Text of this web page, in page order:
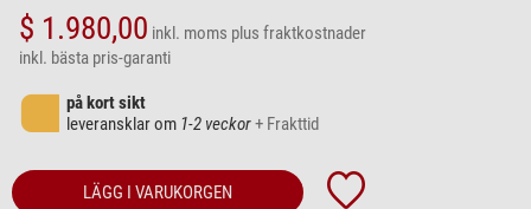
$ 1.980,00 inkl. moms plus fraktkostnader
inkl. bästa pris-garanti
på kort sikt
leveransklar om 1-2 veckor+ Frakttid
LÄGG I VARUKORGEN